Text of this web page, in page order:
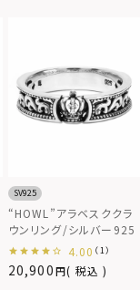
SV925
“HOWL”アラベスククラ
ウンリング/シルバー925
4.00 （1）
20,900 税込